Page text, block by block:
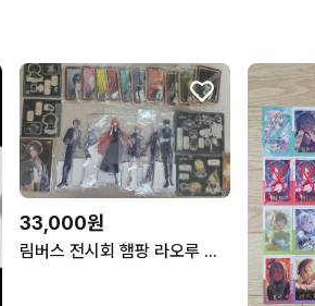
33,000원
림버스 전시회 햄팡 라오루 프문 굿즈 팝니다.